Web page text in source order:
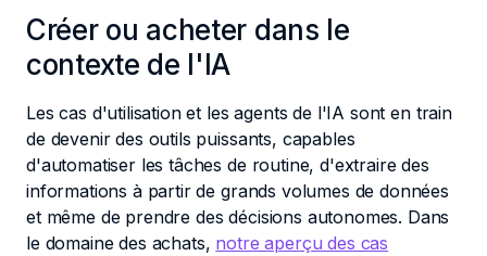
Créer ou acheter dans le
contexte de l'IA
Les cas d'utilisation et les agents de l'IA sont en train
de devenir des outils puissants, capables
d'automatiser les tâches de routine, d'extraire des
informations à partir de grands volumes de données
et même de prendre des décisions autonomes. Dans
le domaine des achats, notre aperçu des cas